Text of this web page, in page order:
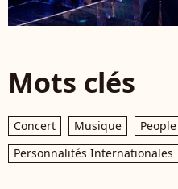
Mots clés
Concert Musique
People
Personnalités Internationales